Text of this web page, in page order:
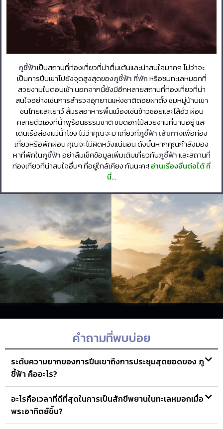
ภูชี้ฟ้าเป็นสถานที่ท่องเที่ยวที่น่าตื่นเต้นและน่าสนใจมากๆ ไม่ว่าจะ
เป็นการปีนเขาไปยังจุดสูงสุดของภูชี้ฟ้า ที่พักหรือชมทะเลหมอกที่
สวยงามในตอนเช้า นอกจากนี้ยังมีอีกหลายสถานที่ท่องเที่ยวที่น่า
สนใจอย่างเช่นการสำรวจอุทยานแห่งชาติดอยผาตั้ง ชมหมู่บ้านเขา
ชนไทยและเยาว์ ลิ้มรสอาหารพื้นเมืองเช่นข้าวซอยและไส้อั่ว ผ่อน
คลายตัวเองที่น้ำพุร้อนธรรมชาติ ชมดอกไม้สวยงามที่บานอยู่ และ
เดินเรือล่องแม่น้ำโขง ไม่ว่าคุณจะมาเที่ยวที่ภูชี้ฟ้า เส้นทางเพื่อท่อง
เที่ยวหรือพักผ่อน คุณจะไม่ผิดหวังแน่นอน ดังนั้นหากคุณกำลังมอง
หาที่พักในภูชี้ฟ้าอย่าลืมเช็คข้อมูลเพิ่มเติมเกี่ยวกับภูชี้ฟ้าและสถานที่
ท่องเที่ยวที่น่าสนใจอื่นๆ ที่อยู่ใกล้เคียง กันนะคะ!อ่านเรื่องอื่นต่อได้ ที่
นี่…
คำถามที่พบบ่อย
ระดับความยากของการปีนเขาถึงการประชุมสุดยอดของ ภู
ชี้ฟ้า คืออะไร?
อะไรคือเวลาที่ดีที่สุดในการเป็นสักขีพยานในทะเลหมอกเมื่อ
พระอาทิตย์ขึ้น?